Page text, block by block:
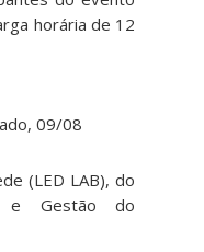
horária de 12
09/08
(LED LAB), do
e Gestão do